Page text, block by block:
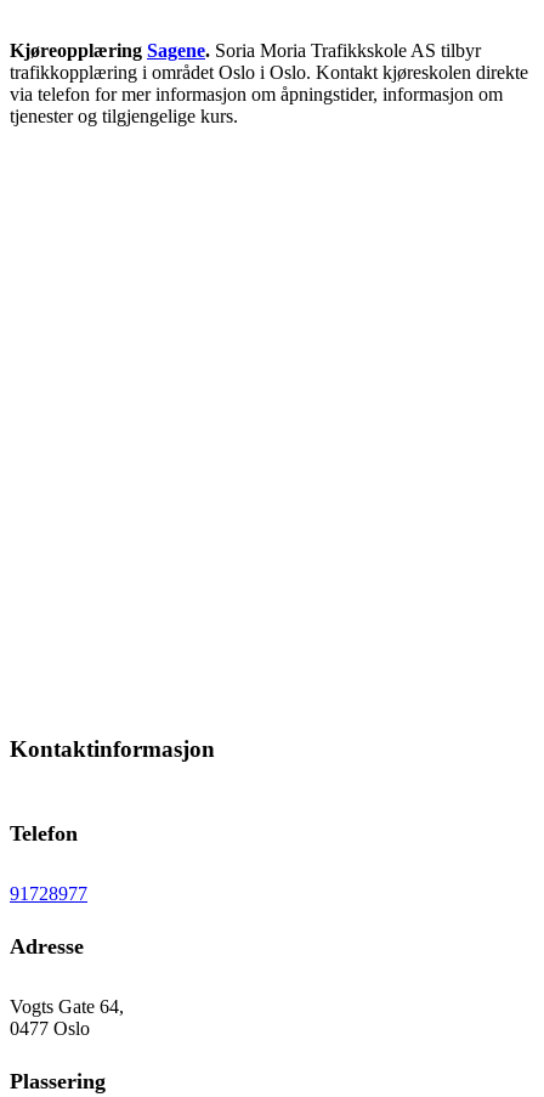
Kjøreopplæring Sagene. Soria Moria Trafikkskole AS tilbyr
trafikkopplæring i området Oslo i Oslo. Kontakt kjøreskolen direkte
via telefon for mer informasjon om åpningstider, informasjon om
tjenester og tilgjengelige kurs.
Kontaktinformasjon
Telefon
91728977
Adresse
Vogts Gate 64,
0477 Oslo
Plassering